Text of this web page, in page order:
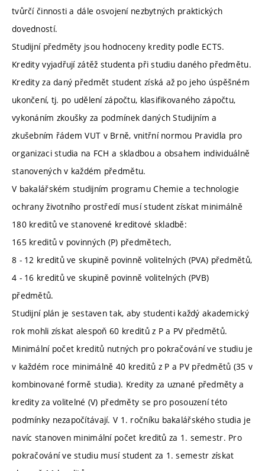
tvůrčí činnosti a dále osvojení nezbytných praktických
dovedností.
Studijní předměty jsou hodnoceny kredity podle ECTS.
Kredity vyjadřují zátěž studenta při studiu daného předmětu.
Kredity za daný předmět student získá až po jeho úspěšném
ukončení, tj. po udělení zápočtu, klasifikovaného zápočtu,
vykonáním zkoušky za podmínek daných Studijním a
zkušebním řádem VUT v Brně, vnitřní normou Pravidla pro
organizaci studia na FCH a skladbou a obsahem individuálně
stanovených v každém předmětu.
V bakalářském studijním programu Chemie a technologie
ochrany životního prostředí musí student získat minimálně
180 kreditů ve stanovené kreditové skladbě:
165 kreditů v povinných (P) předmětech,
8 - 12 kreditů ve skupině povinně volitelných (PVA) předmětů,
4 - 16 kreditů ve skupině povinně volitelných (PVB)
předmětů.
Studijní plán je sestaven tak, aby studenti každý akademický
rok mohli získat alespoň 60 kreditů z P a PV předmětů.
Minimální počet kreditů nutných pro pokračování ve studiu je
v každém roce minimálně 40 kreditů z P a PV předmětů (35 v
kombinované formě studia). Kredity za uznané předměty a
kredity za volitelné (V) předměty se pro posouzení této
podmínky nezapočítávají. V 1. ročníku bakalářského studia je
navíc stanoven minimální počet kreditů za 1. semestr. Pro
pokračování ve studiu musí student za 1. semestr získat